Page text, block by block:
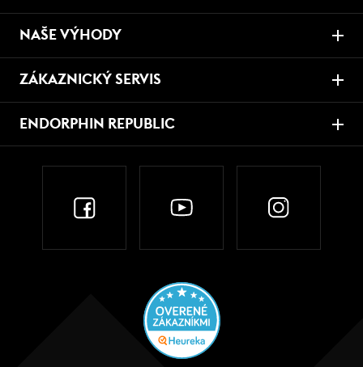
NAŠE VÝHODY
ZÁKAZNICKÝ SERVIS
ENDORPHIN REPUBLIC